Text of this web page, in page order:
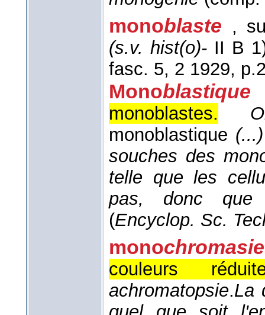
monoblaste ,
(s.v. hist(o)- II B
fasc. 5, 2 1929,
Monoblastique
monoblastes.
monoblastique
souches des
telle que les
pas, donc que
(Encyclop. Sc.
monochromasie
couleurs
achromatopsie.La